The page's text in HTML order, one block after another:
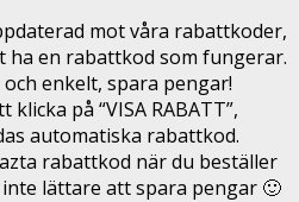
mot våra rabattkoder,
ha en rabattkod som fungerar.
enkelt, spara pengar!
på “VISA RABATT”,
automatiska rabattkod.
rabattkod när du beställer
lättare att spara pengar 🙂